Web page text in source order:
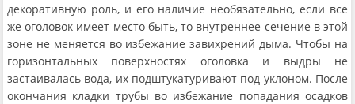
декоративную роль, и его наличие необязательно, если все
же оголовок имеет место быть, то внутреннее сечение в этой
зоне не меняется во избежание завихрений дыма. Чтобы на
горизонтальных поверхностях оголовка и выдры не
застаивалась вода, их подштукатуривают под уклоном. После
окончания кладки трубы во избежание попадания осадков